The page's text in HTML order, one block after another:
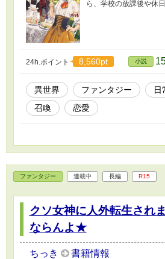
ら、学校の放課後や休
24h.ポイント 8,560pt 小説
異世界 ファンタジー 日
召喚
恋愛
ファンタジー 連載中 長編 R15
クソ女神に人外転生され
ならんよ★
ちっき 書籍情報